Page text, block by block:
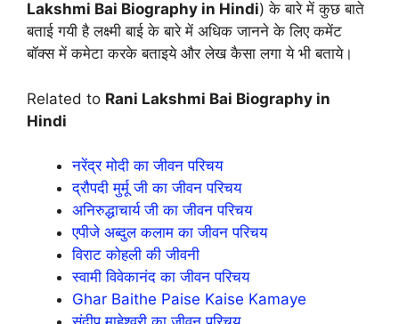
Lakshmi Bai Biography in Hindi) के बारे में कुछ बाते
बताई गयी है लक्ष्मी बाई के बारे में अधिक जानने के लिए कमेंट
बॉक्स में कमेटा करके बताइये और लेख कैसा लगा ये भी बताये।
Related to Rani Lakshmi Bai Biography in
Hindi
नरेंद्र मोदी का जीवन परिचय
द्रौपदी मुर्मू जी का जीवन परिचय
अनिरुद्धाचार्य जी का जीवन परिचय
एपीजे अब्दुल कलाम का जीवन परिचय
विराट कोहली की जीवनी
स्वामी विवेकानंद का जीवन परिचय
Ghar Baithe Paise Kaise Kamaye